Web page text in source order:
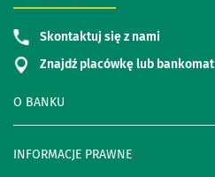
O BANKU
INFORMACJE PRAWNE
Skontaktuj się z nami
Znajdź placówkę lub bankomat